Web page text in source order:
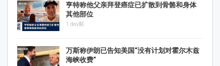
亨特称他父亲拜登癌症已扩散到骨骼和身体
其他部位
1 day前
万斯称伊朗已告知美国“没有计划对霍尔木兹
海峡收费”